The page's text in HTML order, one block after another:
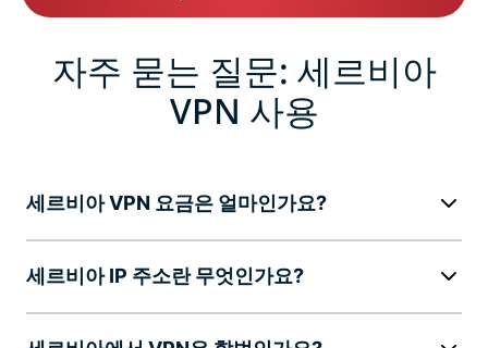
자주 묻는 질문: 세르비아
VPN 사용
세르비아 VPN 요금은 얼마인가요?
세르비아 IP 주소란 무엇인가요?